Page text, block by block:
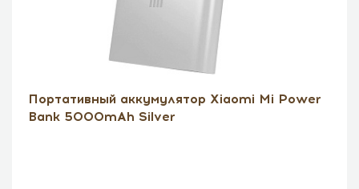
Портативный аккумулятор Xiaomi Mi Power
Bank 5000mAh Silver